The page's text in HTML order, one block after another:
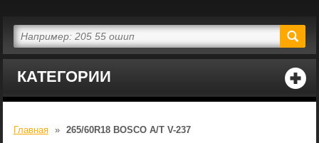
КАТЕГОРИИ
Главная » 265/60R18 BOSCO A/T V-237